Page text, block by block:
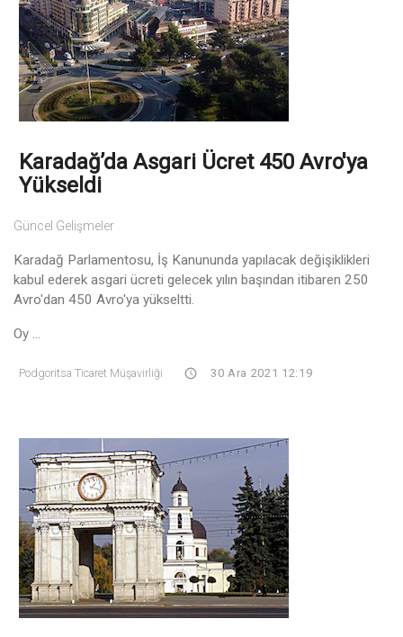
Karadağ’da Asgari Ücret 450 Avro'ya
Yükseldi
Güncel Gelişmeler
Karadağ Parlamentosu, İş Kanununda yapılacak değişiklikleri
kabul ederek asgari ücreti gelecek yılın başından itibaren 250
Avro'dan 450 Avro'ya yükseltti.
Oy ...
Podgoritsa Ticaret Müşavirliği 30 Ara 2021 12:19